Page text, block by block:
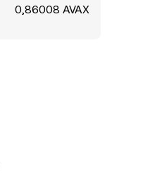
0,86008 AVAX